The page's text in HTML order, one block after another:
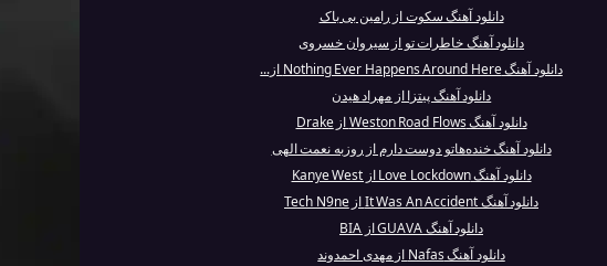
دانلود آهنگ سکوت از رامین بی باک
دانلود آهنگ خاطرات تو از سیروان خسروی
دانلود آهنگ Nothing Ever Happens Around Here از...
دانلود آهنگ پیتزا از مهراد هیدن
دانلود آهنگ Weston Road Flows از Drake
دانلود آهنگ خنده‌هاتو دوست دارم از روزبه نعمت الهی
دانلود آهنگ Love Lockdown از Kanye West
دانلود آهنگ It Was An Accident از Tech N9ne
دانلود آهنگ GUAVA از BIA
دانلود آهنگ Nafas از مهدی احمدوند